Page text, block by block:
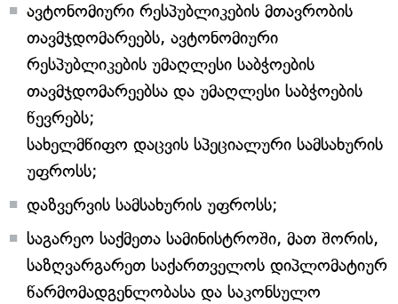
ავტონომიური რესპუბლიკების მთავრობის
თავმჯდომარეებს, ავტონომიური
რესპუბლიკების უმაღლესი საბჭოების
თავმჯდომარეებსა და უმაღლესი საბჭოების
წევრებს;
სახელმწიფო დაცვის სპეციალური სამსახურის
უფროსს;
დაზვერვის სამსახურის უფროსს;
საგარეო საქმეთა სამინისტროში, მათ შორის,
საზღვარგარეთ საქართველოს დიპლომატიურ
წარმომადგენლობასა და საკონსულო